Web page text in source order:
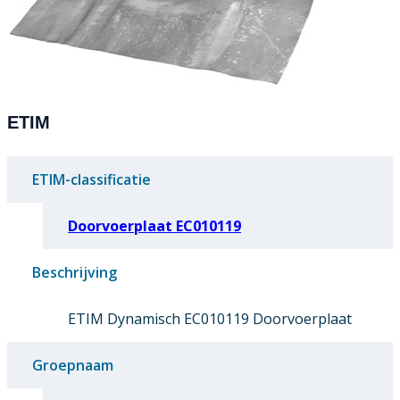
ETIM
ETIM-classificatie
Doorvoerplaat EC010119
Beschrijving
ETIM Dynamisch EC010119 Doorvoerplaat
Groepnaam